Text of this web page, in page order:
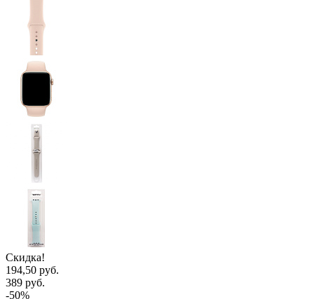
Скидка!
194,50 руб.
389 руб.
-50%